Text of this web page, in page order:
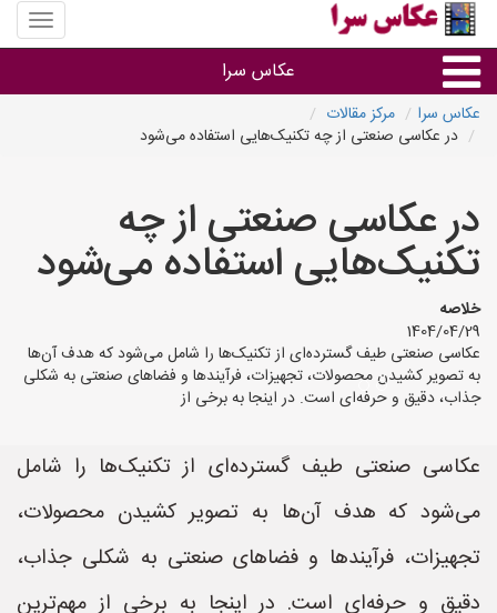
منوی
سایت
سرا
عکاس سرا
نوع خدمات
آتلیه و فیلمبرداری در هر شهر
عکاس سرا
مرکز مقالات
در عکاسی صنعتی از چه تکنیک‌هایی استفاده می‌شود
در عکاسی صنعتی از چه
تکنیک‌هایی استفاده می‌شود
خلاصه
1404/04/29
عکاسی صنعتی طیف گسترده‌ای از تکنیک‌ها را شامل می‌شود که هدف آن‌ها
به تصویر کشیدن محصولات، تجهیزات، فرآیندها و فضاهای صنعتی به شکلی
جذاب، دقیق و حرفه‌ای است. در اینجا به برخی از
عکاسی صنعتی طیف گسترده‌ای از تکنیک‌ها را شامل
می‌شود که هدف آن‌ها به تصویر کشیدن محصولات،
تجهیزات، فرآیندها و فضاهای صنعتی به شکلی جذاب،
دقیق و حرفه‌ای است. در اینجا به برخی از مهم‌ترین